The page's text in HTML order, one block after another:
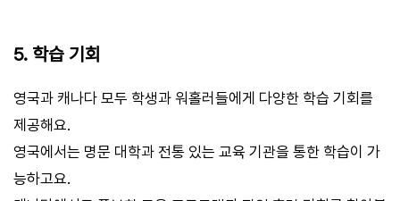
5. 학습 기회
영국과 캐나다 모두 학생과 워홀러들에게 다양한 학습 기회를
제공해요.
영국에서는 명문 대학과 전통 있는 교육 기관을 통한 학습이 가
능하고요.